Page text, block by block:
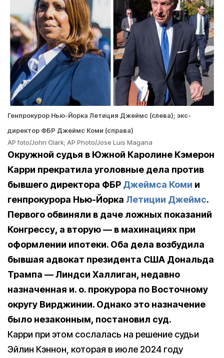
Генпрокурор Нью-Йорка Летиция Джеймс (слева); экс-
директор ФБР Джеймс Коми (справа)
AP foto/John Clark; AP Photo/Jose Luis Magana
Окружной судья в Южной Каролине Кэмерон
Карри прекратила уголовные дела против
бывшего директора ФБР Джеймса Коми и
генпрокурора Нью-Йорка Летиции Джеймс.
Первого обвиняли в даче ложных показаний
Конгрессу, а вторую — в махинациях при
оформлении ипотеки. Оба дела возбудила
бывшая адвокат президента США Дональда
Трампа — Линдси Халлиган, недавно
назначенная и. о. прокурора по Восточному
округу Вирджинии. Однако это назначение
было незаконным, постановил суд.
Карри при этом сослалась на решение судьи
Эйлин Кэннон, которая в июле 2024 году